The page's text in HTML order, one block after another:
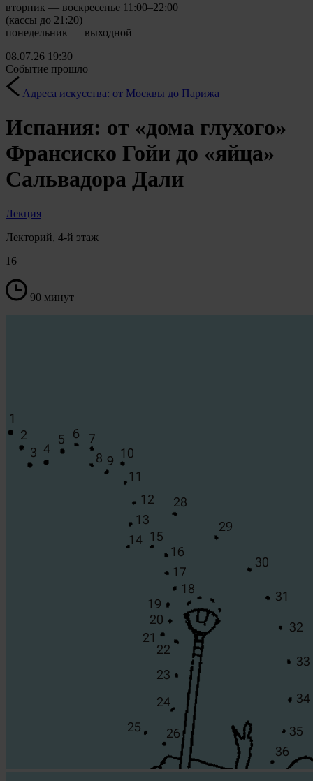
вторник — воскресенье 11:00–22:00
(кассы до 21:20)
понедельник — выходной
08.07.26 19:30
Событие прошло
Адреса искусства: от Москвы до Парижа
Испания: от «дома глухого»
Франсиско Гойи до «яйца»
Сальвадора Дали
Лекция
Лекторий, 4-й этаж
16+
90 минут